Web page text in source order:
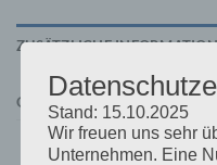
ZUSÄTZLICHE
GEWICHT
Stand: 15.10.2025
Wir freuen uns sehr
Unternehmen. Eine